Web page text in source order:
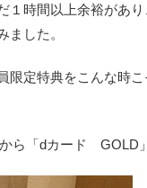
１時間以上余裕があ
ました。
定特典をこんな時こ
ら「dカード GOLD